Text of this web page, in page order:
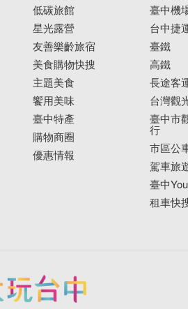
低碳旅館
星光露營
友善樂齡旅宿
美食購物快搜
主題美食
饗用美味
臺中特產
購物商圈
優惠情報
臺中機
台中捷
臺鐵
高鐵
長途客
台灣觀
臺中市
行
市區公
駕車旅
臺中
租車快